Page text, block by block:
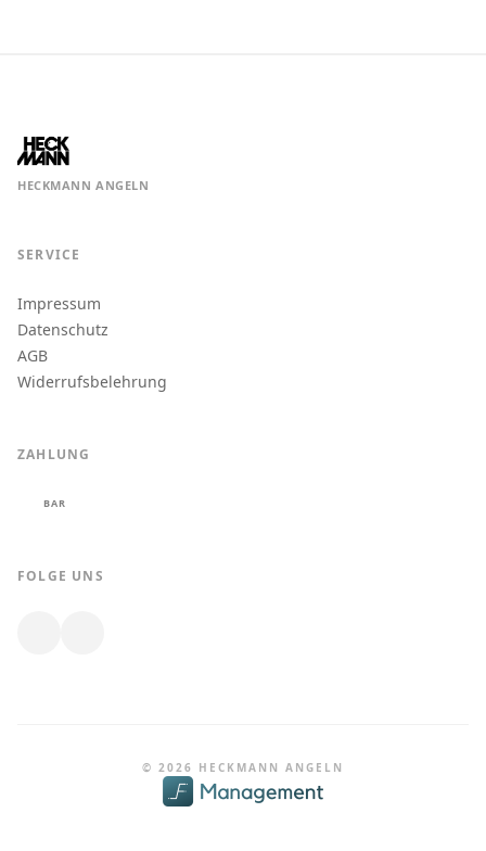
HECKMANN ANGELN
SERVICE
Impressum
Datenschutz
AGB
Widerrufsbelehrung
ZAHLUNG
BAR
FOLGE UNS
© 2026 HECKMANN ANGELN